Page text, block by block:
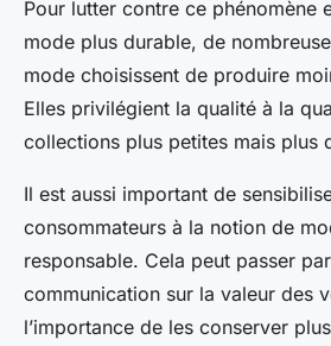
Pour lutter contre ce phénomène
mode plus durable, de
mode choisissent de produire
Elles privilégient la qualité à la
collections plus petites mais plus
Il est aussi important de
consommateurs à la notion de
responsable. Cela peut passer
communication sur la valeur des
l’importance de les conserver